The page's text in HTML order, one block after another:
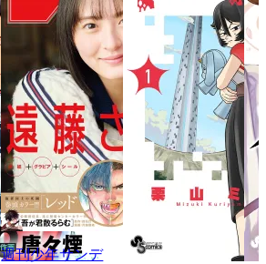
週刊少年サンデ